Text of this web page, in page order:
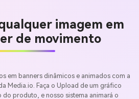
imagem em
de movimento
em banners dinâmicos e animados com a
Media.io. Faça o Upload de um gráfico
produto, e nosso sistema animará o